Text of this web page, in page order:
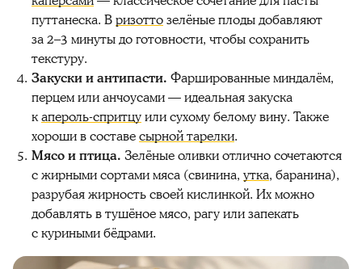
путтанеска. Вризоттозелёные плоды добавляют
за 2–3 минуты до готовности, чтобы сохранить
текстуру.
Закуски и антипасти. Фаршированные миндалём,
перцем или анчоусами — идеальная закуска
капероль-спритцуили сухому белому вину. Также
хороши в составесырной тарелки.
Мясо и птица. Зелёные оливки отлично сочетаются
с жирными сортами мяса (свинина, утка, баранина),
разрубая жирность своей кислинкой. Их можно
добавлять в тушёное мясо, рагу или запекать
с куриными бёдрами.